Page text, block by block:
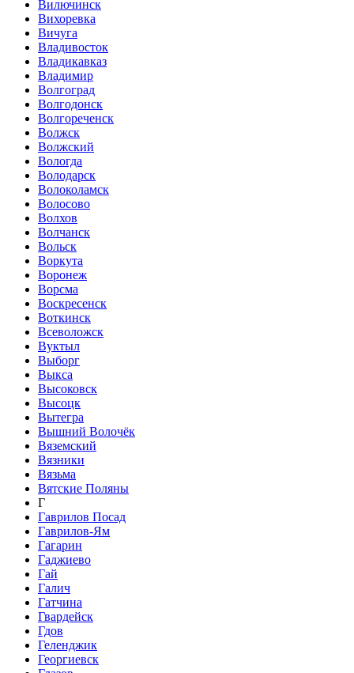
Вилючинск
Вихоревка
Вичуга
Владивосток
Владикавказ
Владимир
Волгоград
Волгодонск
Волгореченск
Волжск
Волжский
Вологда
Володарск
Волоколамск
Волосово
Волхов
Волчанск
Вольск
Воркута
Воронеж
Ворсма
Воскресенск
Воткинск
Всеволожск
Вуктыл
Выборг
Выкса
Высоковск
Высоцк
Вытегра
Вышний Волочёк
Вяземский
Вязники
Вязьма
Вятские Поляны
Г
Гаврилов Посад
Гаврилов-Ям
Гагарин
Гаджиево
Гай
Галич
Гатчина
Гвардейск
Гдов
Геленджик
Георгиевск